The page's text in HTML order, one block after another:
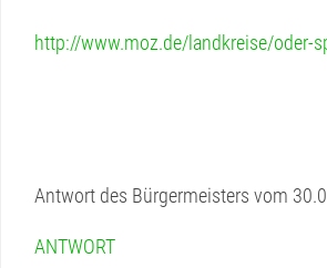
ANFRAGEN
THEMEN
http://www.moz.de/landkreise/
Antwort des Bürgermeisters vom
ANTWORT